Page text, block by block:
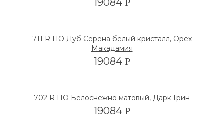
19084 Р
711 R ПО Дуб Серена белый кристалл, Орех
Макадамия
19084 Р
702 R ПО Белоснежно матовый, Дарк Грин
19084 Р